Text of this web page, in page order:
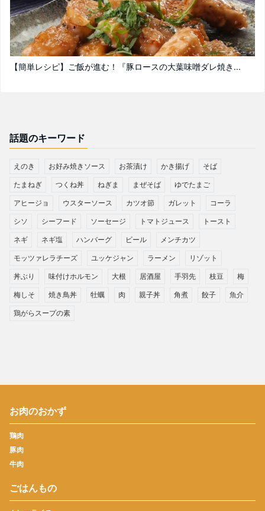
【簡単レシピ】ご飯が進む！『豚ロースの大葉味噌ダレ焼き...
話題のキーワード
えのき お好み焼きソース お茶漬け かき揚げ そば
たまねぎ つくね丼 ねぎま まぜそば ゆでたまご
アヒージョ ウスターソース カツオ節 ガレット コーラ
シソ シーフード ソーセージ トマトジュース トースト
ネギ ネギ塩 ハンバーグ ビール メンチカツ
モッツァレラチーズ ユッケジャン ラーメン リゾット
丼ぶり 味付けホルモン 大根 居酒屋 手羽先 枝豆 梅
梅しそ 焼き鳥丼 牡蠣 肉 親子丼 角煮 餃子 魚介
鶏がらスープの素
お肉のおかず
鶏肉
豚肉
牛肉
ごはんもの